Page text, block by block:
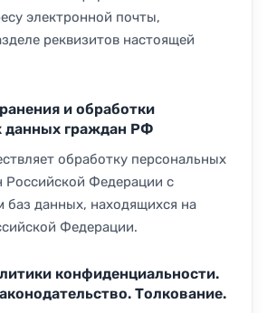
электронной почты,
реквизитов настоящей
и обработки
данных граждан РФ
обработку персональных
Российской Федерации с
баз данных, находящихся на
Федерации.
конфиденциальности.
Толкование.